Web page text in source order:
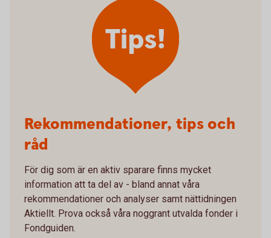
Tips!
Rekommendationer, tips och
råd
För dig som är en aktiv sparare finns mycket
information att ta del av - bland annat våra
rekommendationer och analyser samt nättidningen
Aktiellt. Prova också våra noggrant utvalda fonder i
Fondguiden.